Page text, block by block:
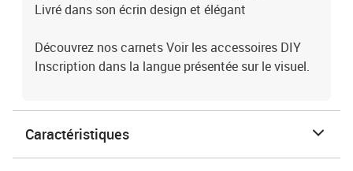
Livré dans son écrin design et élégant
Découvrez nos carnets Voir les accessoires DIY
Inscription dans la langue présentée sur le visuel.
Caractéristiques